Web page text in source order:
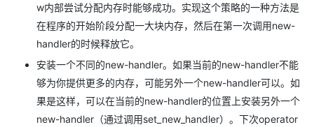
w内部尝试分配内存时能够成功。实现这个策略的一种方法是
在程序的开始阶段分配一大块内存，然后在第一次调用new-
handler的时候释放它。
安装一个不同的new-handler。如果当前的new-handler不能
够为你提供更多的内存，可能另外一个new-handler可以。如
果是这样，可以在当前的new-handler的位置上安装另外一个
new-handler（通过调用set_new_handler）。下次operator